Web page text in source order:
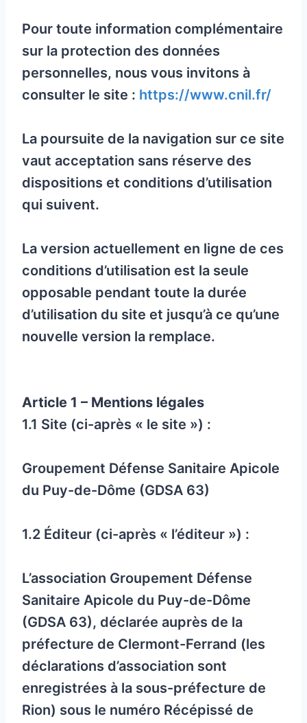
Pour toute information complémentaire
sur la protection des données
personnelles, nous vous invitons à
consulter le site : https://www.cnil.fr/
La poursuite de la navigation sur ce site
vaut acceptation sans réserve des
dispositions et conditions d’utilisation
qui suivent.
La version actuellement en ligne de ces
conditions d’utilisation est la seule
opposable pendant toute la durée
d’utilisation du site et jusqu’à ce qu’une
nouvelle version la remplace.
Article 1 – Mentions légales
1.1 Site (ci-après « le site ») :
Groupement Défense Sanitaire Apicole
du Puy-de-Dôme (GDSA 63)
1.2 Éditeur (ci-après « l’éditeur ») :
L’association Groupement Défense
Sanitaire Apicole du Puy-de-Dôme
(GDSA 63), déclarée auprès de la
préfecture de Clermont-Ferrand (les
déclarations d’association sont
enregistrées à la sous-préfecture de
Rion) sous le numéro Récépissé de